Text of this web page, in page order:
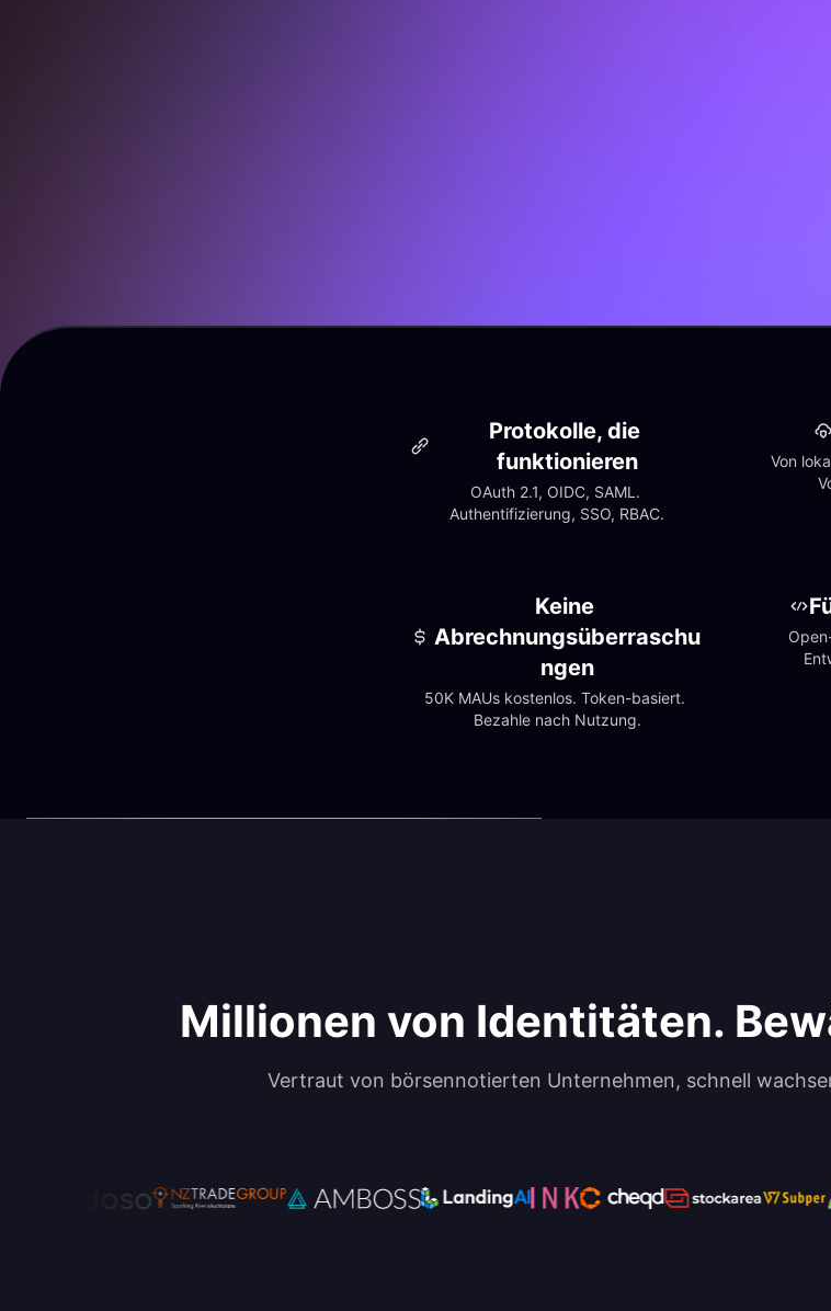
Protokolle, die
funktionieren
OAuth 2.1, OIDC, SAML.
Authentifizierung, SSO, RBAC.
Von
Keine
Abrechnungsüberraschu
ngen
50K MAUs kostenlos. Token-basiert.
Bezahle nach Nutzung.
Millionen von Identitäten.
Vertraut von börsennotierten Unternehmen, schnell